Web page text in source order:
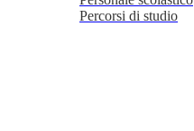
Percorsi di studio